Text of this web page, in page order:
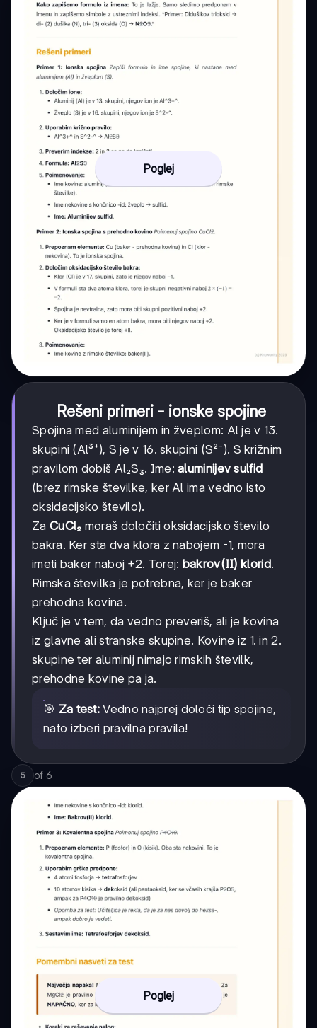
Poglej
Rešeni primeri - ionske spojine
Spojina med aluminijem in žveplom: Al je v 13.
skupini (Al³⁺), S je v 16. skupini (S²⁻). S križnim
pravilom dobiš Al₂S₃. Ime:aluminijev sulfid
(brez rimske številke, ker Al ima vedno isto
oksidacijsko število).
Za CuCl₂ moraš določiti oksidacijsko število
bakra. Ker sta dva klora z nabojem -1, mora
imeti baker naboj +2. Torej: bakrov(II) klorid.
Rimska številka je potrebna, ker je baker
prehodna kovina.
Ključ je v tem, da vedno preveriš, ali je kovina
iz glavne ali stranske skupine. Kovine iz 1. in 2.
skupine ter aluminij nimajo rimskih številk,
prehodne kovine pa ja.
🎯 Za test: Vedno najprej določi tip spojine,
nato izberi pravilna pravila!
5 of 6
Poglej